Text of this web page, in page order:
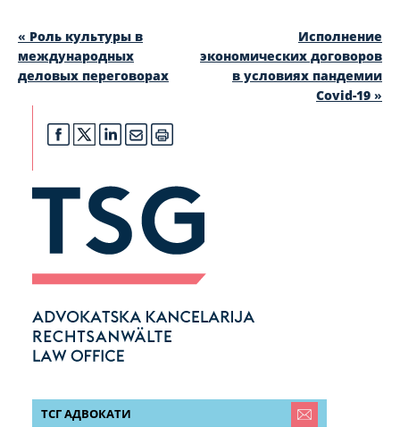
« Роль культуры в
международных
деловых переговорах
Исполнение
экономических договоров
в условиях пандемии
Сovid-19 »
ТСГ АДВОКАТИ